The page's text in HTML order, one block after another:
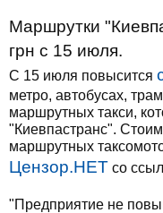
Маршрутки
грн с 15 июля.
С 15 июля повысится
метро, автобусах,
маршрутных такси,
"Киевпастранс".
маршрутных
Цензор.НЕТ со
"Предприятие не